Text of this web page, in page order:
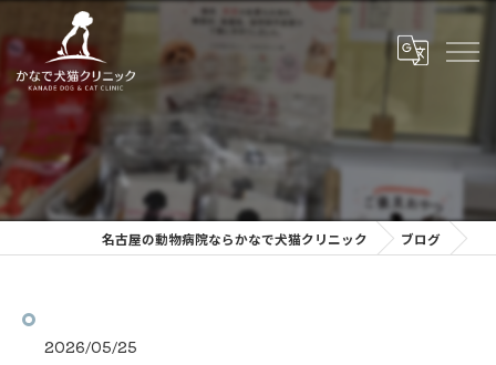
名古屋の動物病院ならかなで犬猫クリニック ブログ
2026/05/25